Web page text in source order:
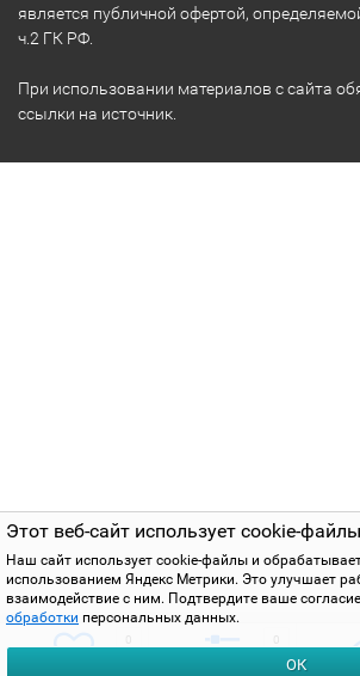
Этот веб-сайт использует cookie-
Наш сайт использует cookie-файлы и
использованием Яндекс Метрики. Это улучшает
взаимодействие с ним. Подтвердите ваше
обработки персональных данных.
ОК
является публичной офертой,
ч.2 ГК РФ.
При использовании материалов с сайта
ссылки на источник.